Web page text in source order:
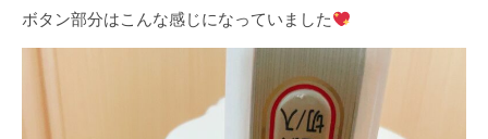
ボタン部分はこんな感じになっていました